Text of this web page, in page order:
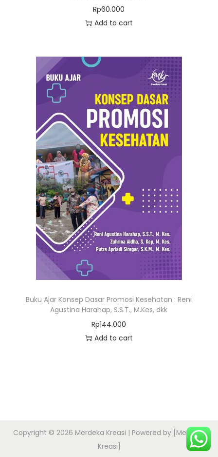
Rp60.000
Add to cart
Buku Ajar Konsep Dasar Promosi Kesehatan : Reni
Agustina Harahap, S.S.T., M.Kes, dkk
Rp144.000
Add to cart
Copyright © 2026 Merdeka Kreasi | Powered by [Merdeka
Kreasi]